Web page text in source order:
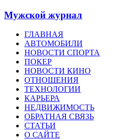
Мужской журнал
ГЛАВНАЯ
АВТОМОБИЛИ
НОВОСТИ СПОРТА
ПОКЕР
НОВОСТИ КИНО
ОТНОШЕНИЯ
ТЕХНОЛОГИИ
КАРЬЕРА
НЕДВИЖИМОСТЬ
ОБРАТНАЯ СВЯЗЬ
СТАТЬИ
О САЙТЕ